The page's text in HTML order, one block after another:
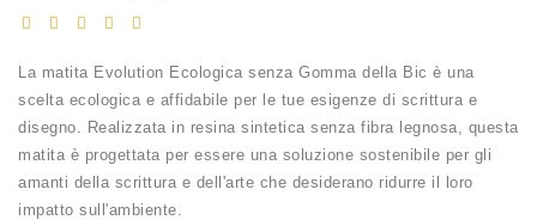
La matita Evolution Ecologica senza Gomma della Bic è una
scelta ecologica e affidabile per le tue esigenze di scrittura e
disegno. Realizzata in resina sintetica senza fibra legnosa, questa
matita è progettata per essere una soluzione sostenibile per gli
amanti della scrittura e dell'arte che desiderano ridurre il loro
impatto sull'ambiente.